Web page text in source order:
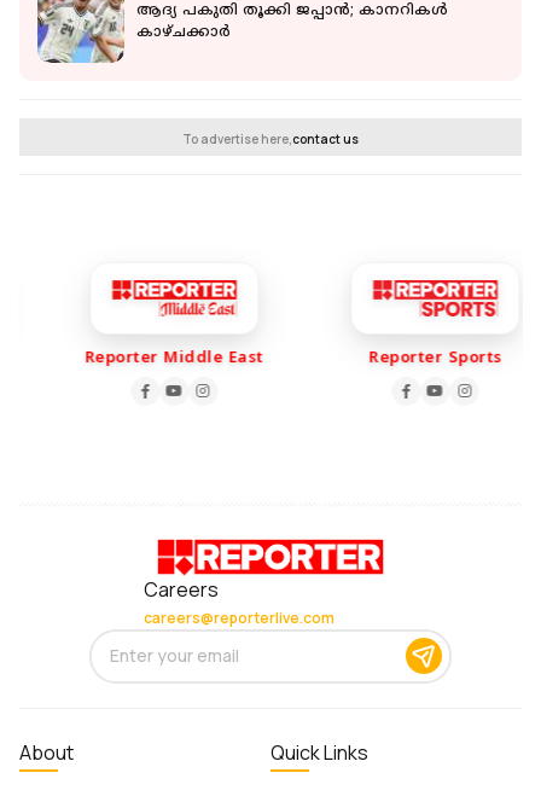
ആദ്യ പകുതി തൂക്കി ജപ്പാൻ; കാനറികൾ
കാഴ്ചക്കാർ
To advertise here,contact us
Reporter Middle East Reporter Sports
Careers
careers@reporterlive.com
About Quick Links